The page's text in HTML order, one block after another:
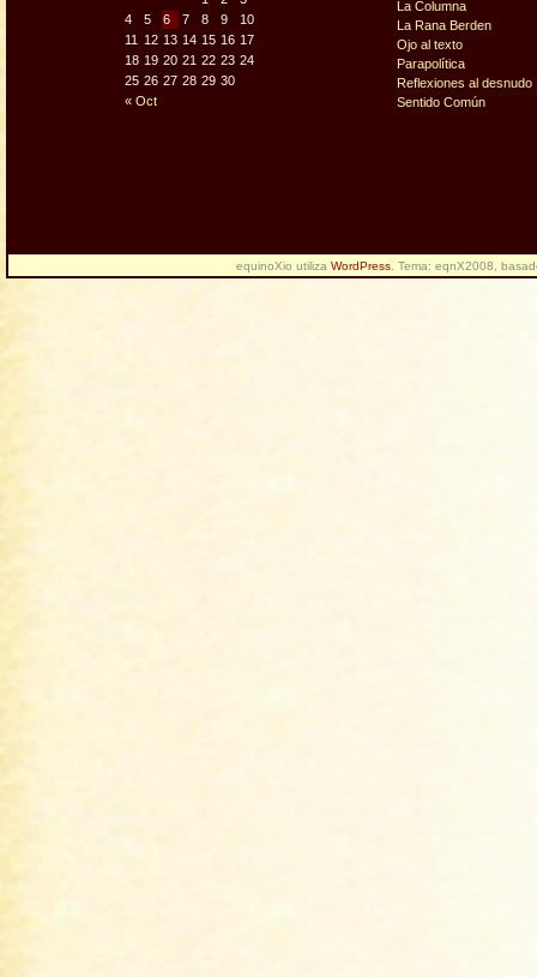
« Oct
4
5 6 7 8 9
10
11
12 13 14 15 16 17
18 19 20 21 22 23 24
25 26 27 28 29 30
La Columna
La Rana Berden
Ojo al texto
Parapolítica
Reflexiones al desnudo
Sentido Común
equinoXio utiliza WordPress . Tema: eqnX2008,